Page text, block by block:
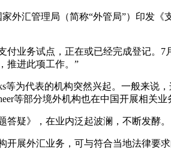
汇管理局（简称“外管局”）印发《
务试点，正在或已经完成登记。7
推进此项工作。”
为代表的机构突然兴起。一般来说
等部分境外机构也在中国开展相关业
疑》，在业内泛起波澜，不断发酵。
外汇业务，可与符合当地法律要